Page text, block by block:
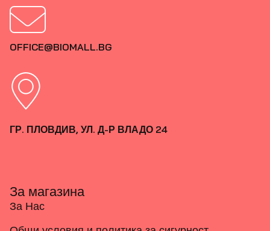
OFFICE@BIOMALL.BG
ГР. ПЛОВДИВ, УЛ. Д-Р ВЛАДО 24
За магазина
За Нас